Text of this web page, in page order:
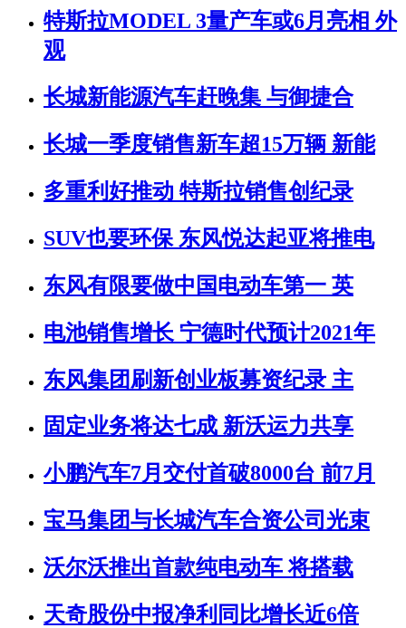
特斯拉MODEL 3量产车或6月亮相 外
观
长城新能源汽车赶晚集 与御捷合
长城一季度销售新车超15万辆 新能
多重利好推动 特斯拉销售创纪录
SUV也要环保 东风悦达起亚将推电
东风有限要做中国电动车第一 英
电池销售增长 宁德时代预计2021年
东风集团刷新创业板募资纪录 主
固定业务将达七成 新沃运力共享
小鹏汽车7月交付首破8000台 前7月
宝马集团与长城汽车合资公司光束
沃尔沃推出首款纯电动车 将搭载
天奇股份中报净利同比增长近6倍